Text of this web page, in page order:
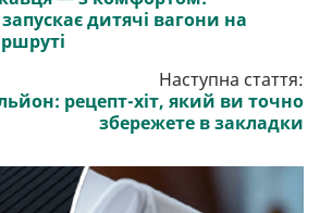
дитячі вагони на
Наступна стаття:
рецепт-хіт, який ви точно
збережете в закладки